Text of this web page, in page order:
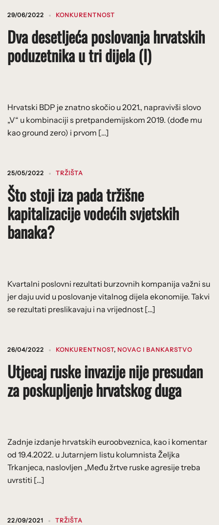
29/06/2022 KONKURENTNOST
Dva desetljeća poslovanja hrvatskih
poduzetnika u tri dijela (I)
Hrvatski BDP je znatno skočio u 2021., napravivši slovo
„V“ u kombinaciji s pretpandemijskom 2019. (dođe mu
kao ground zero) i prvom […]
25/05/2022 TRŽIŠTA
Što stoji iza pada tržišne
kapitalizacije vodećih svjetskih
banaka?
Kvartalni poslovni rezultati burzovnih kompanija važni su
jer daju uvid u poslovanje vitalnog dijela ekonomije. Takvi
se rezultati preslikavaju i na vrijednost […]
26/04/2022 KONKURENTNOST, NOVAC I BANKARSTVO
Utjecaj ruske invazije nije presudan
za poskupljenje hrvatskog duga
Zadnje izdanje hrvatskih euroobveznica, kao i komentar
od 19.4.2022. u Jutarnjem listu kolumnista Željka
Trkanjeca, naslovljen „Među žrtve ruske agresije treba
uvrstiti […]
22/09/2021 TRŽIŠTA